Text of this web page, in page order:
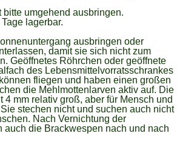
umgehend ausbringen.
lagerbar.
ausbringen oder
damit sie sich nicht zum
Geöffnetes Röhrchen oder geöffnete
des Lebensmittelvorratsschrankes
fliegen und haben einen großen
die Mehlmottenlarven aktiv auf. Die
4 mm relativ groß, aber für Mensch und
stechen nicht und suchen auch nicht
Nach Vernichtung der
auch die Brackwespen nach und nach